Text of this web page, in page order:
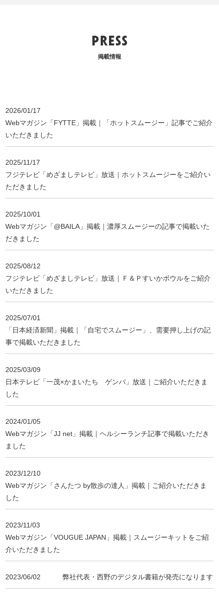
PRESS
掲載情報
2026/01/17
Webマガジン「FYTTE」掲載｜「ホットスムージー」記事でご紹介
いただきました
2025/11/17
フジテレビ「めざましテレビ」放送｜ホットスムージーをご紹介い
ただきました
2025/10/01
Webマガジン「@BAILA」掲載｜濃厚スムージーの記事で掲載いた
だきました
2025/08/12
フジテレビ「めざましテレビ」放送｜Ｆ＆Ｐすいかボウルをご紹介
いただきました
2025/07/01
「日本経済新聞」掲載｜「自宅でスムージー」、需要押し上げの記
事で掲載いただきました
2025/03/09
日本テレビ「一茂×かまいたち ゲンバ」放送｜ご紹介いただきま
した
2024/01/05
Webマガジン「JJ net」掲載｜ヘルシーランチ記事で掲載いただき
ました
2023/12/10
Webマガジン「さんたつ by散歩の達人」掲載｜ご紹介いただきま
した
2023/11/03
Webマガジン「VOUGUE JAPAN」掲載｜スムージーキットをご紹
介いただきました
2023/06/02 弊社代表・西野のデジタル書籍が発売になります